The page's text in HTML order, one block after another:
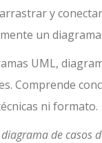
y
un
UML,
Comprende
ni formato.
de casos